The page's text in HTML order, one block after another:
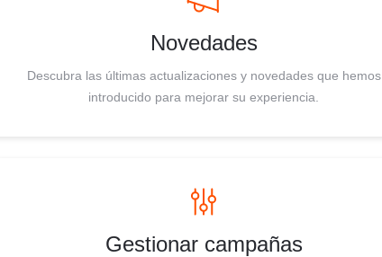
Novedades
Descubra las últimas actualizaciones y novedades que hemos
introducido para mejorar su experiencia.
Gestionar campañas